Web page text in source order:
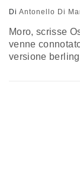
Di Antonello Di
Moro, scrisse
venne
versione